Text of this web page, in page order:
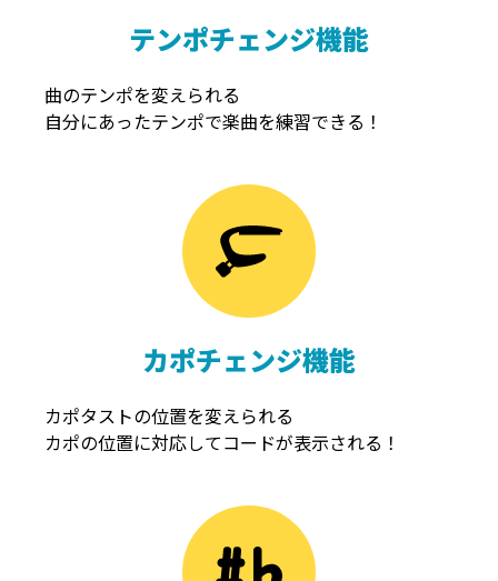
テンポチェンジ機能
曲のテンポを変えられる
自分にあったテンポで楽曲を練習できる！
カポチェンジ機能
カポタストの位置を変えられる
カポの位置に対応してコードが表示される！